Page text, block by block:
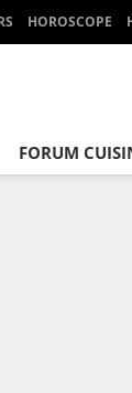
HOROSCOPE
FORUM